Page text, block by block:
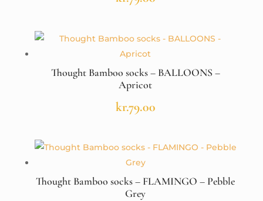
Thought Bamboo socks – BALLOONS –
Apricot
kr.79.00
Thought Bamboo socks – FLAMINGO – Pebble
Grey